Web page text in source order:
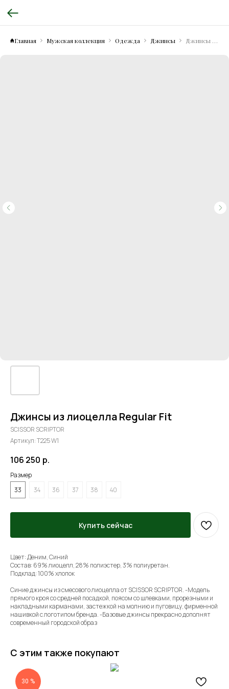
Главная Мужская коллекция Одежда Джинсы Джинсы из лиоцелла Regular Fit
Джинсы из лиоцелла Regular Fit
SCISSOR SCRIPTOR
Артикул:T225 W1
106 250 р.
Размер
33
34 36 37 38 40
Купить сейчас
Цвет: Деним, Синий
Состав: 69% лиоцелл, 28% полиэстер, 3% полиуретан.
Подклад: 100% хлопок
Синие джинсы из смесового лиоцелла от SCISSOR SCRIPTOR. -Модель
прямого кроя со средней посадкой, поясом со шлевками, прорезными и
накладными карманами, застежкой на молнию и пуговицу, фирменной
нашивкой с логотипом бренда. -Базовые джинсы прекрасно дополнят
современный городской образ
С этим также покупают
30 %